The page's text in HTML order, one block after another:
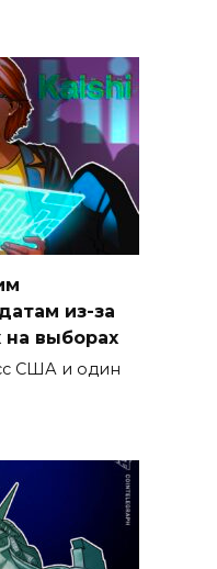
из-за
на выборах
США и один